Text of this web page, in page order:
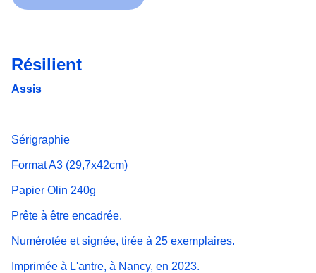
Résilient
Assis
Sérigraphie
Format A3 (29,7x42cm)
Papier Olin 240g
Prête à être encadrée.
Numérotée et signée, tirée à 25 exemplaires.
Imprimée à L'antre, à Nancy, en 2023.